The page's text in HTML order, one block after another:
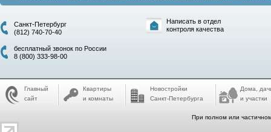
Санкт-Петербург
(812) 740-70-40
бесплатный звонок по России
8 (800) 333-98-00
Написать в отдел
контроля качества
Главный
сайт
Квартиры
и комнаты
Новостройки
Санкт-Петербурга
Дома,
и участки
При полном или